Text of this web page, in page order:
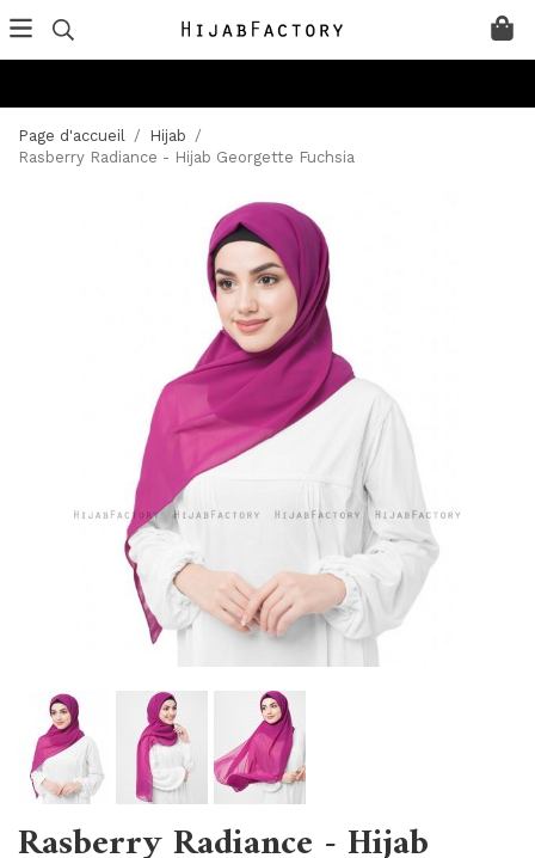
Page d'accueil / Hijab /
Rasberry Radiance - Hijab Georgette Fuchsia
Rasberry Radiance - Hijab